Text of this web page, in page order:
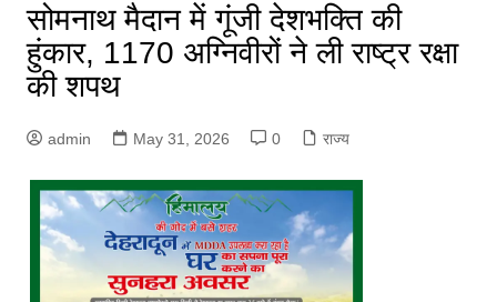
सोमनाथ मैदान में गूंजी देशभक्ति की
हुंकार, 1170 अग्निवीरों ने ली राष्ट्र रक्षा
की शपथ
admin May 31, 2026 0 राज्य